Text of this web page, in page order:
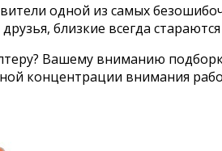
одной из самых
друзья, близкие всегда
Вашему вниманию
концентрации внимания